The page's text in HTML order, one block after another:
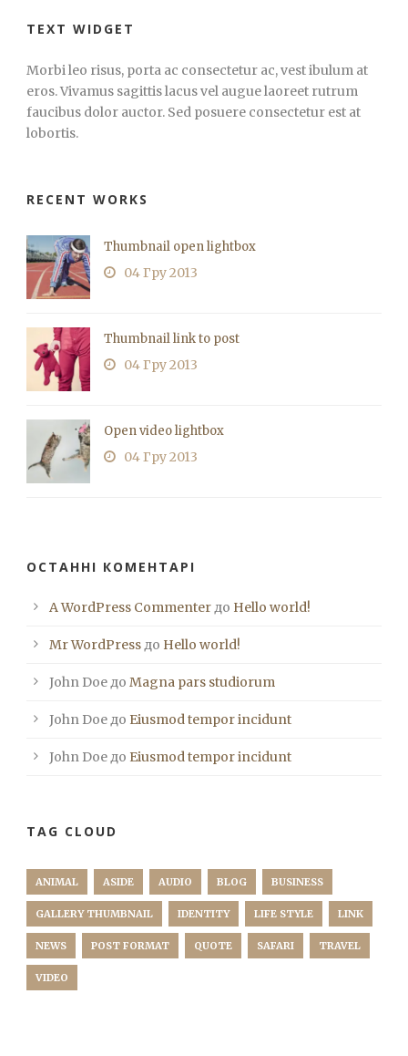
TEXT WIDGET
Morbi leo risus, porta ac consectetur ac, vest ibulum at
eros. Vivamus sagittis lacus vel augue laoreet rutrum
faucibus dolor auctor. Sed posuere consectetur est at
lobortis.
RECENT WORKS
Thumbnail open lightbox
04 Гру 2013
Thumbnail link to post
04 Гру 2013
Open video lightbox
04 Гру 2013
ОСТАННІ КОМЕНТАРІ
A WordPress Commenter до Hello world!
Mr WordPress до Hello world!
John Doe до Magna pars studiorum
John Doe до Eiusmod tempor incidunt
John Doe до Eiusmod tempor incidunt
TAG CLOUD
ANIMAL ASIDE AUDIO BLOG BUSINESS
GALLERY THUMBNAIL IDENTITY LIFE STYLE LINK
NEWS POST FORMAT QUOTE SAFARI TRAVEL
VIDEO